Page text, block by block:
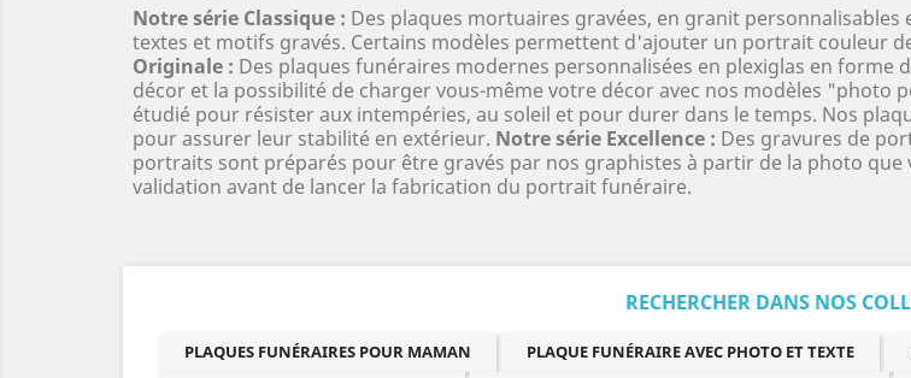
Notre série Classique : Des plaques mortuaires gravées, en granit
textes et motifs gravés. Certains modèles permettent d'ajouter un portrait couleur
Originale : Des plaques funéraires modernes personnalisées en plexiglas en forme
décor et la possibilité de charger vous-même votre décor avec nos modèles "photo
étudié pour résister aux intempéries, au soleil et pour durer dans le temps. Nos
pour assurer leur stabilité en extérieur. Notre série Excellence : Des gravures de
portraits sont préparés pour être gravés par nos graphistes à partir de la photo
validation avant de lancer la fabrication du portrait funéraire.
RECHERCHER DANS NOS
PLAQUES FUNÉRAIRES POUR MAMAN PLAQUE FUNÉRAIRE AVEC PHOTO ET TEXTE